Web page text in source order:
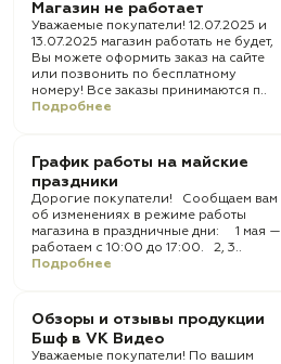
Магазин не работает
Уважаемые покупатели! 12.07.2025 и
13.07.2025 магазин работать не будет,
Вы можете оформить заказ на сайте
или позвонить по бесплатному
номеру! Все заказы принимаются п..
Подробнее
График работы на майские
праздники
Дорогие покупатели! Сообщаем вам
об изменениях в режиме работы
магазина в праздничные дни: 1 мая —
работаем с 10:00 до 17:00. 2, 3..
Подробнее
Обзоры и отзывы продукции
Бшф в VK Видео
Уважаемые покупатели! По вашим